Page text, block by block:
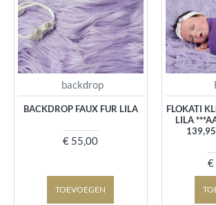
backdrop
BACKDROP FAUX FUR LILA
€ 55,00
TOEVOEGEN
FLOKATI
LILA
€